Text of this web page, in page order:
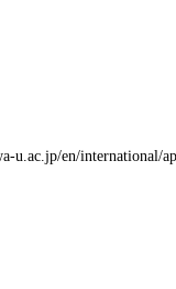
u.ac.jp/en/international/